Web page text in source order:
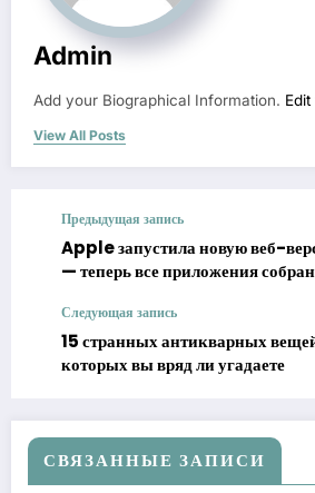
Admin
Add your Biographical Information.
View All Posts
Предыдущая запись
Apple запустила новую веб-
— теперь все приложения
Следующая запись
15 странных антикварных
которых вы вряд ли угадаете
СВЯЗАННЫЕ ЗАПИСИ